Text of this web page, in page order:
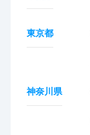
東京都
神奈川県